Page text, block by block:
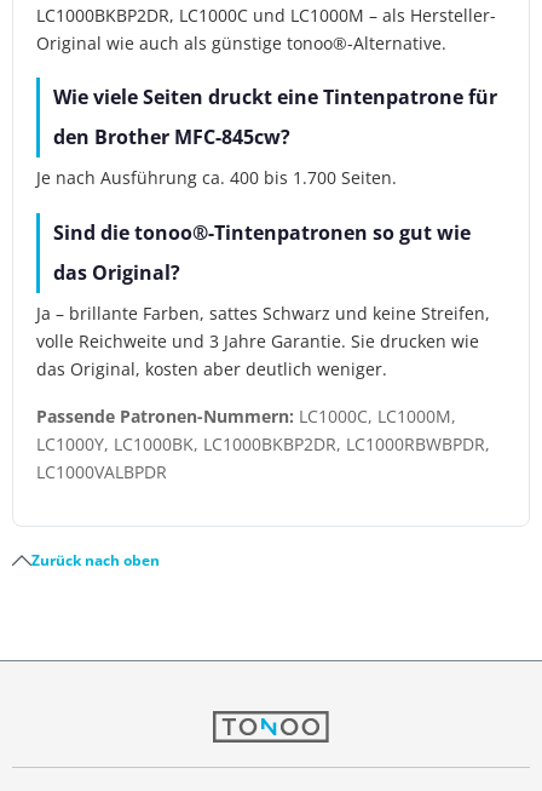
LC1000BKBP2DR, LC1000C und LC1000M – als Hersteller-
Original wie auch als günstige tonoo®-Alternative.
Wie viele Seiten druckt eine Tintenpatrone für
den Brother MFC-845cw?
Je nach Ausführung ca. 400 bis 1.700 Seiten.
Sind die tonoo®-Tintenpatronen so gut wie
das Original?
Ja – brillante Farben, sattes Schwarz und keine Streifen,
volle Reichweite und 3 Jahre Garantie. Sie drucken wie
das Original, kosten aber deutlich weniger.
Passende Patronen-Nummern: LC1000C, LC1000M,
LC1000Y, LC1000BK, LC1000BKBP2DR, LC1000RBWBPDR,
LC1000VALBPDR
Zurück nach oben